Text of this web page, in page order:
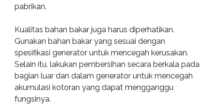
pabrikan.
Kualitas bahan bakar juga harus diperhatikan.
Gunakan bahan bakar yang sesuai dengan
spesifikasi generator untuk mencegah kerusakan.
Selain itu, lakukan pembersihan secara berkala pada
bagian luar dan dalam generator untuk mencegah
akumulasi kotoran yang dapat mengganggu
fungsinya.